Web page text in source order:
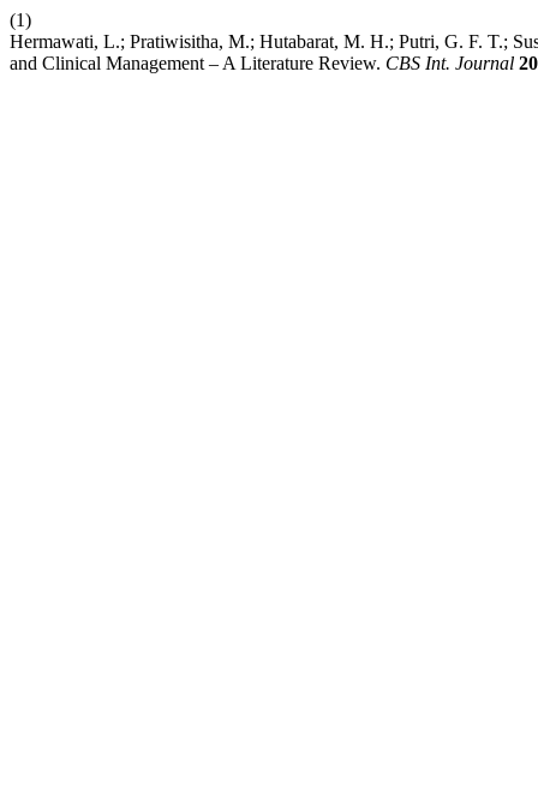
(1)
Hermawati, L.; Pratiwisitha, M.; Hutabarat, M. H.; Putri, G. F. T.;
and Clinical Management – A Literature Review. CBS Int. Journal